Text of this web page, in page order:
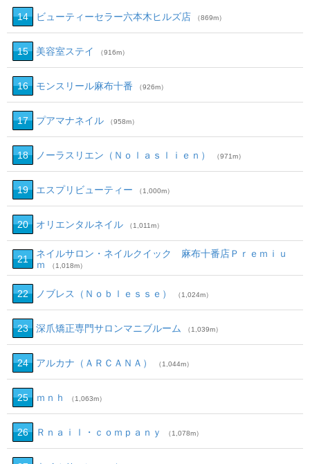
14 ビューティーセラー六本木ヒルズ店 （869m）
15 美容室ステイ （916m）
16 モンスリール麻布十番 （926m）
17 プアマナネイル （958m）
18 ノーラスリエン（Ｎｏｌａｓｌｉｅｎ） （971m）
19 エスプリビューティー （1,000m）
20 オリエンタルネイル （1,011m）
21
ネイルサロン・ネイルクイック 麻布十番店Ｐｒｅｍｉｕ
ｍ
（1,018m）
22 ノブレス（Ｎｏｂｌｅｓｓｅ） （1,024m）
23 深爪矯正専門サロンマニブルーム （1,039m）
24 アルカナ（ＡＲＣＡＮＡ） （1,044m）
25 ｍｎｈ （1,063m）
26 Ｒｎａｉｌ・ｃｏｍｐａｎｙ （1,078m）